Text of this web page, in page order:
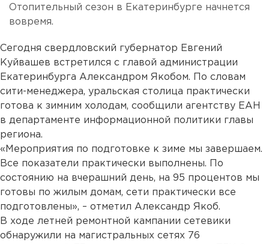
Отопительный сезон в Екатеринбурге начнется
вовремя.
Сегодня свердловский губернатор Евгений
Куйвашев встретился с главой администрации
Екатеринбурга Александром Якобом. По словам
сити-менеджера, уральская столица практически
готова к зимним холодам, сообщили агентству ЕАН
в департаменте информационной политики главы
региона.
«Мероприятия по подготовке к зиме мы завершаем.
Все показатели практически выполнены. По
состоянию на вчерашний день, на 95 процентов мы
готовы по жилым домам, сети практически все
подготовлены», – отметил Александр Якоб.
В ходе летней ремонтной кампании сетевики
обнаружили на магистральных сетях 76